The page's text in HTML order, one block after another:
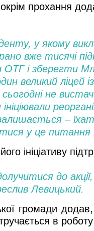
прохання
у якому
вже тисячі
ОТГ і зберегти
великий ліцей
не
–
у це питання
ініціативу
до
Левицький.
громади
в